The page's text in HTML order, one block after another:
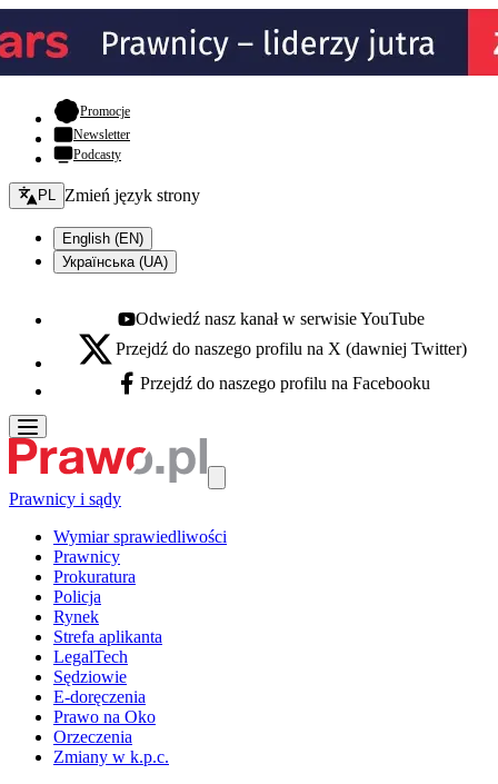
Promocje- otwiera się w nowej karcie
Newsletter
Podcasty
Zmień język - bieżący:
PL Zmień język strony
English (EN)
Українська (UA)
Youtube - otwiera się w nowej karcie
Odwiedź nasz kanał w serwisie YouTube
X - otwiera się w nowej karcie
Przejdź do naszego profilu na X (dawniej Twitter)
Facebook - otwiera się w nowej karcie
Przejdź do naszego profilu na Facebooku
Prawnicy i sądy
Wymiar sprawiedliwości
Prawnicy
Prokuratura
Policja
Rynek
Strefa aplikanta
LegalTech
Sędziowie
E-doręczenia
Prawo na Oko
Orzeczenia
Zmiany w k.p.c.